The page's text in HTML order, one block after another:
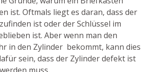
ist. Oftmals liegt es daran, dass der
ist oder der Schlüssel im
ist. Aber wenn man den
in den Zylinder bekommt, kann dies
sein, dass der Zylinder defekt ist